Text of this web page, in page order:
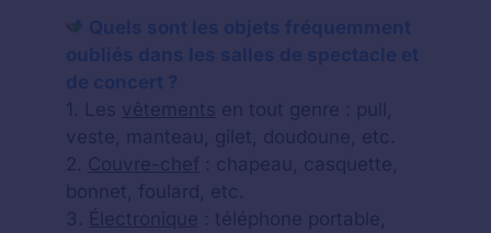
Quels sont les objets fréquemment
oubliés dans les salles de spectacle et
de concert ?
1. Les vêtements en tout genre : pull,
veste, manteau, gilet, doudoune, etc.
2. Couvre-chef : chapeau, casquette,
bonnet, foulard, etc.
3. Électronique : téléphone portable,